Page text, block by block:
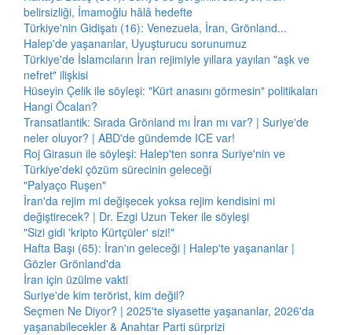
belirsizliği, İmamoğlu hâlâ hedefte
Türkiye'nin Gidişatı (16): Venezuela, İran, Grönland...
Halep'de yaşananlar, Uyuşturucu sorunumuz
Türkiye'de İslamcıların İran rejimiyle yıllara yayılan "aşk ve
nefret" ilişkisi
Hüseyin Çelik ile söyleşi: "Kürt anasını görmesin" politikaları
Hangi Öcalan?
Transatlantik: Sırada Grönland mı İran mı var? | Suriye'de
neler oluyor? | ABD'de gündemde ICE var!
Roj Girasun ile söyleşi: Halep'ten sonra Suriye'nin ve
Türkiye'deki çözüm sürecinin geleceği
"Palyaço Ruşen"
İran'da rejim mi değişecek yoksa rejim kendisini mi
değiştirecek? | Dr. Ezgi Uzun Teker ile söyleşi
"Sizi gidi 'kripto Kürtçüler' sizi!"
Hafta Başı (65): İran'ın geleceği | Halep'te yaşananlar |
Gözler Grönland'da
İran için üzülme vakti
Suriye'de kim terörist, kim değil?
Seçmen Ne Diyor? | 2025'te siyasette yaşananlar, 2026'da
yaşanabilecekler & Anahtar Parti sürprizi